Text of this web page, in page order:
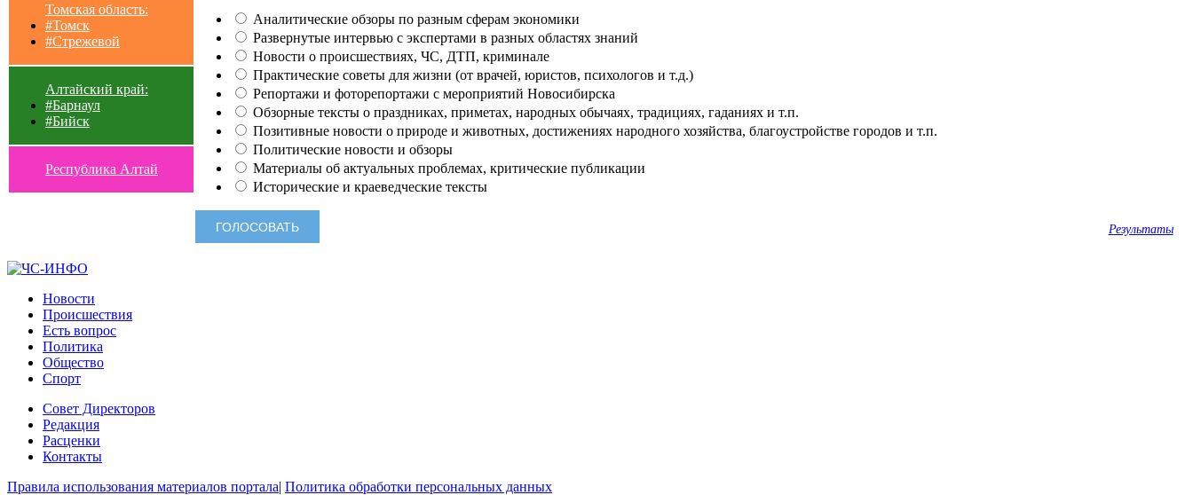
Томская область:
#Томск
#Стрежевой
Алтайский край:
#Барнаул
#Бийск
Республика Алтай
Аналитические обзоры по разным сферам экономики
Развернутые интервью с экспертами в разных областях знаний
Новости о происшествиях, ЧС, ДТП, криминале
Практические советы для жизни (от врачей, юристов, психологов и т.д.)
Репортажи и фоторепортажи с мероприятий Новосибирска
Обзорные тексты о праздниках, приметах, народных обычаях, традициях, гаданиях и т.п.
Позитивные новости о природе и животных, достижениях народного хозяйства, благоустройстве городов и т.п.
Политические новости и обзоры
Материалы об актуальных проблемах, критические публикации
Исторические и краеведческие тексты
Результаты
Новости
Происшествия
Есть вопрос
Политика
Общество
Спорт
Совет Директоров
Редакция
Расценки
Контакты
Правила использования материалов портала| Политика обработки персональных данных